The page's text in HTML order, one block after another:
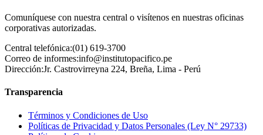
Comuníquese con nuestra central o visítenos en nuestras oficinas
corporativas autorizadas.
Central telefónica:(01) 619-3700
Correo de informes:info@institutopacifico.pe
Dirección:Jr. Castrovirreyna 224, Breña, Lima - Perú
Transparencia
Términos y Condiciones de Uso
Políticas de Privacidad y Datos Personales (Ley N° 29733)